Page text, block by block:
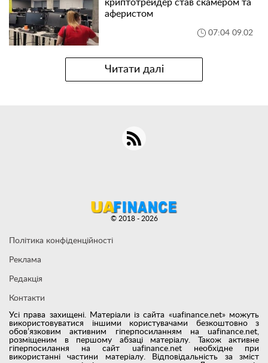
криптотрейдер став скамером та
аферистом
07:04 09.02
Читати далі
Усі права захищені. Матеріали із сайта «uafinance.net» можуть
використовуватися іншими користувачами безкоштовно з
обов’язковим активним гіперпосиланням на uafinance.net,
розміщеним в першому абзаці матеріалу. Також активне
гіперпосилання на сайт uafinance.net необхідне при
використанні частини матеріалу. Відповідальність за зміст
Політика конфіденційності
Реклама
Редакція
Контакти
© 2018 - 2026